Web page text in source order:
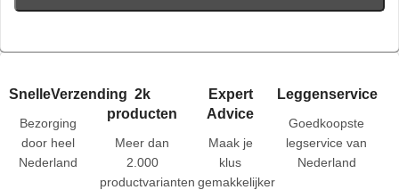
SnelleVerzending
Bezorging
door heel
Nederland
2k
producten
Meer dan
2.000
productvarianten
Expert
Advice
Maak je
klus
gemakkelijker
Leggenservice
Goedkoopste
legservice van
Nederland